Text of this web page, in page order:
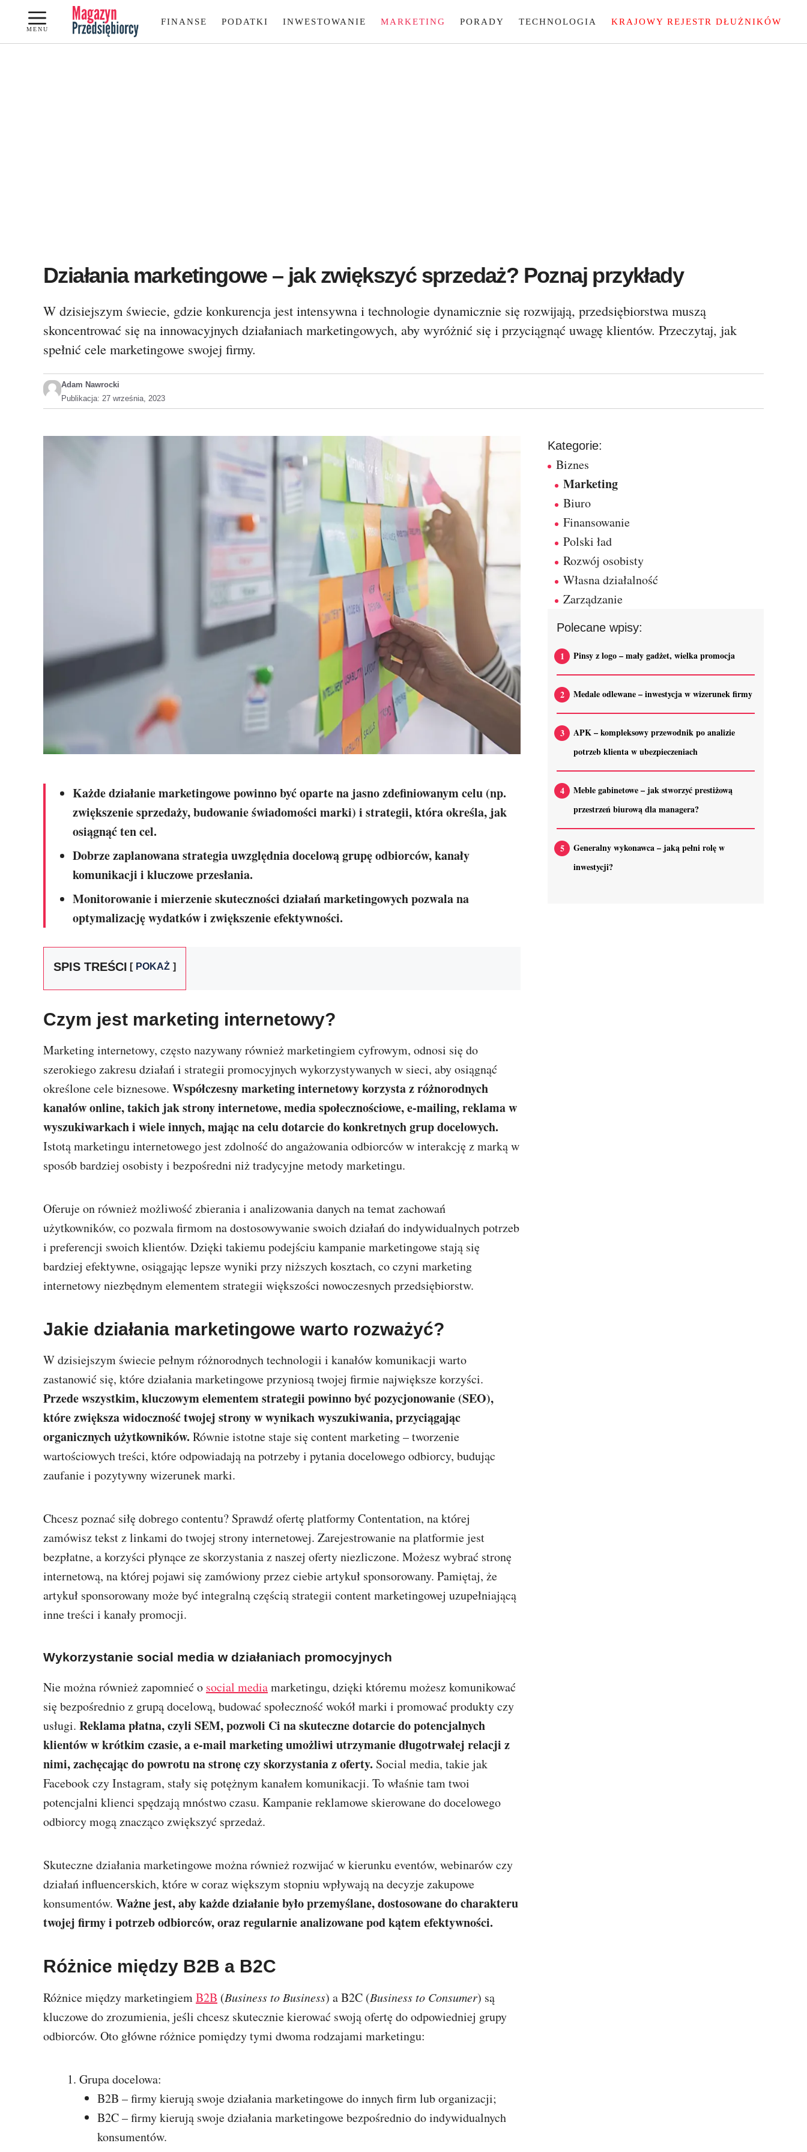
Przejdź
treści
MENU
FINANSE PODATKI INWESTOWANIE MARKETING PORADY TECHNOLOGIA KRAJOWY REJESTR DŁUŻNIKÓW
Działania marketingowe – jak zwiększyć sprzedaż? Poznaj przykłady
W dzisiejszym świecie, gdzie konkurencja jest intensywna i technologie dynamicznie się rozwijają, przedsiębiorstwa muszą
skoncentrować się na innowacyjnych działaniach marketingowych, aby wyróżnić się i przyciągnąć uwagę klientów. Przeczytaj, jak
spełnić cele marketingowe swojej firmy.
Adam Nawrocki
Publikacja: 27 września, 2023
Każde działanie marketingowe powinno być oparte na jasno zdefiniowanym celu (np.
zwiększenie sprzedaży, budowanie świadomości marki) i strategii, która określa, jak
osiągnąć ten cel.
Dobrze zaplanowana strategia uwzględnia docelową grupę odbiorców, kanały
komunikacji i kluczowe przesłania.
Monitorowanie i mierzenie skuteczności działań marketingowych pozwala na
optymalizację wydatków i zwiększenie efektywności.
SPIS TREŚCI POKAŻ
Czym jest marketing internetowy?
Marketing internetowy, często nazywany również marketingiem cyfrowym, odnosi się do
szerokiego zakresu działań i strategii promocyjnych wykorzystywanych w sieci, aby osiągnąć
określone cele biznesowe. Współczesny marketing internetowy korzysta z różnorodnych
kanałów online, takich jak strony internetowe, media społecznościowe, e-mailing, reklama w
wyszukiwarkach i wiele innych, mając na celu dotarcie do konkretnych grup docelowych.
Istotą marketingu internetowego jest zdolność do angażowania odbiorców w interakcję z marką w
sposób bardziej osobisty i bezpośredni niż tradycyjne metody marketingu.
Oferuje on również możliwość zbierania i analizowania danych na temat zachowań
użytkowników, co pozwala firmom na dostosowywanie swoich działań do indywidualnych potrzeb
i preferencji swoich klientów. Dzięki takiemu podejściu kampanie marketingowe stają się
bardziej efektywne, osiągając lepsze wyniki przy niższych kosztach, co czyni marketing
internetowy niezbędnym elementem strategii większości nowoczesnych przedsiębiorstw.
Jakie działania marketingowe warto rozważyć?
W dzisiejszym świecie pełnym różnorodnych technologii i kanałów komunikacji warto
zastanowić się, które działania marketingowe przyniosą twojej firmie największe korzyści.
Przede wszystkim, kluczowym elementem strategii powinno być pozycjonowanie (SEO),
które zwiększa widoczność twojej strony w wynikach wyszukiwania, przyciągając
organicznych użytkowników. Równie istotne staje się content marketing – tworzenie
wartościowych treści, które odpowiadają na potrzeby i pytania docelowego odbiorcy, budując
zaufanie i pozytywny wizerunek marki.
Chcesz poznać siłę dobrego contentu? Sprawdź ofertę platformy Contentation, na której
zamówisz tekst z linkami do twojej strony internetowej. Zarejestrowanie na platformie jest
bezpłatne, a korzyści płynące ze skorzystania z naszej oferty niezliczone. Możesz wybrać stronę
internetową, na której pojawi się zamówiony przez ciebie artykuł sponsorowany. Pamiętaj, że
artykuł sponsorowany może być integralną częścią strategii content marketingowej uzupełniającą
inne treści i kanały promocji.
Wykorzystanie social media w działaniach promocyjnych
Nie można również zapomnieć o social mediamarketingu, dzięki któremu możesz komunikować
się bezpośrednio z grupą docelową, budować społeczność wokół marki i promować produkty czy
usługi. Reklama płatna, czyli SEM, pozwoli Ci na skuteczne dotarcie do potencjalnych
klientów w krótkim czasie, a e-mail marketing umożliwi utrzymanie długotrwałej relacji z
nimi, zachęcając do powrotu na stronę czy skorzystania z oferty. Social media, takie jak
Facebook czy Instagram, stały się potężnym kanałem komunikacji. To właśnie tam twoi
potencjalni klienci spędzają mnóstwo czasu. Kampanie reklamowe skierowane do docelowego
odbiorcy mogą znacząco zwiększyć sprzedaż.
Skuteczne działania marketingowe można również rozwijać w kierunku eventów, webinarów czy
działań influencerskich, które w coraz większym stopniu wpływają na decyzje zakupowe
konsumentów. Ważne jest, aby każde działanie było przemyślane, dostosowane do charakteru
twojej firmy i potrzeb odbiorców, oraz regularnie analizowane pod kątem efektywności.
Różnice między B2B a B2C
Różnice między marketingiemB2B (Business to Business) a B2C (Business to Consumer) są
kluczowe do zrozumienia, jeśli chcesz skutecznie kierować swoją ofertę do odpowiedniej grupy
odbiorców. Oto główne różnice pomiędzy tymi dwoma rodzajami marketingu:
Grupa docelowa:
B2B – firmy kierują swoje działania marketingowe do innych firm lub organizacji;
B2C – firmy kierują swoje działania marketingowe bezpośrednio do indywidualnych
konsumentów.
Kategorie:
Biznes
Marketing
Biuro
Finansowanie
Polski ład
Rozwój osobisty
Własna działalność
Zarządzanie
Polecane wpisy:
Pinsy z logo – mały gadżet, wielka promocja
Medale odlewane – inwestycja w wizerunek firmy
APK – kompleksowy przewodnik po analizie
potrzeb klienta w ubezpieczeniach
Meble gabinetowe – jak stworzyć prestiżową
przestrzeń biurową dla managera?
Generalny wykonawca – jaką pełni rolę w
inwestycji?